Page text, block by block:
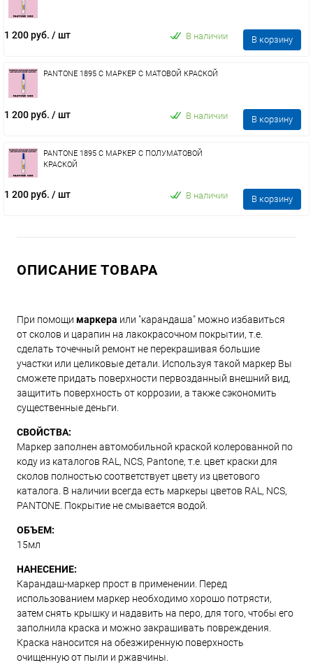
1 200 руб. / шт В наличии В корзину
PANTONE 1895 C МАРКЕР С МАТОВОЙ КРАСКОЙ
1 200 руб. / шт В наличии В корзину
PANTONE 1895 C МАРКЕР С ПОЛУМАТОВОЙ
КРАСКОЙ
1 200 руб. / шт В наличии В корзину
ОПИСАНИЕ ТОВАРА
При помощи маркера или "карандаша" можно избавиться
от сколов и царапин на лакокрасочном покрытии, т.е.
сделать точечный ремонт не перекрашивая большие
участки или целиковые детали. Используя такой маркер Вы
сможете придать поверхности первозданный внешний вид,
защитить поверхность от коррозии, а также сэкономить
существенные деньги.
СВОЙСТВА:
Маркер заполнен автомобильной краской колерованной по
коду из каталогов RAL, NCS, Pantone, т.е. цвет краски для
сколов полностью соответствует цвету из цветового
каталога. В наличии всегда есть маркеры цветов RAL, NCS,
PANTONE. Покрытие не смывается водой.
ОБЪЕМ:
15мл
НАНЕСЕНИЕ:
Карандаш-маркер прост в применении. Перед
использованием маркер необходимо хорошо потрясти,
затем снять крышку и надавить на перо, для того, чтобы его
заполнила краска и можно закрашивать повреждения.
Краска наносится на обезжиренную поверхность
очищенную от пыли и ржавчины.